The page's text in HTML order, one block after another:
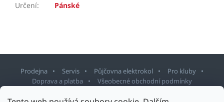
Určení: Pánské
Prodejna Servis Půjčovna elektrokol
Pro kluby
Doprava a platba
Všeobecné obchodní podmínky